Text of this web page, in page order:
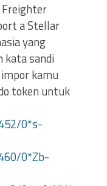
a Stellar
yang
kata sandi
kamu
token untuk
0*s-
0*Zb-